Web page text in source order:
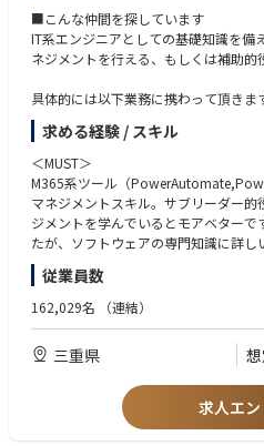
・Hondaと三菱商事、新会社「ALTNA
・EVを活用した電力ネットワーク安
・家庭用エネルギー管理システムの共
※Honda Technology Newsは【こちら
■こんな仲間を探しています
IT系エンジニアとしての基礎知識を備
ネジメントを行える、もしくは補助
具体的には以下業務に携わって頂きま
①人に依存している作業の自動化、DX
ト
・社内関係部署へのヒアリングと属人
・業務フローの可視化と課題整理
・施策立案と解決に向けた開発及び実
・セキュリティ・ガバナンス遵守及び
・効果検証と展開
・全体スケジュール管理
②部内DX留学生研修立ち上げ（市民開
・研修プログラムの企画・立ち上げ
・現場実践テーマの伴走支援
・部内DX SPOサイト運営
求める経験 / スキル
＜MUST＞
M365系ツール（
マネジメントスキル。サブリーダー
ジメントを学んでいるとモアベター
たが、ソフトウェアの専門知識に詳し
必要はあまりなく、プロジェクトマネ
方でも勤まる業務内容です。
Pythonがわかればなお良いです。
従業員数
162,029名 （連結）
三重県
求人エ